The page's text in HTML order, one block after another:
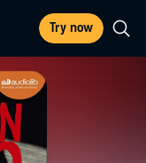
Try now